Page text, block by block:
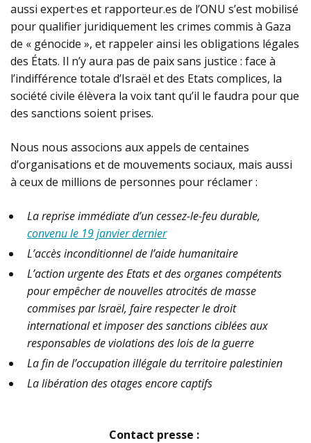
aussi expert·es et rapporteur.es de l’ONU s’est mobilisé
pour qualifier juridiquement les crimes commis à Gaza
de « génocide », et rappeler ainsi les obligations légales
des États. Il n’y aura pas de paix sans justice : face à
l’indifférence totale d’Israël et des Etats complices, la
société civile élèvera la voix tant qu’il le faudra pour que
des sanctions soient prises.
Nous nous associons aux appels de centaines
d’organisations et de mouvements sociaux, mais aussi
à ceux de millions de personnes pour réclamer :
La reprise immédiate d’un cessez-le-feu durable,
convenu le 19 janvier dernier
L’accès inconditionnel de l’aide humanitaire
L’action urgente des Etats et des organes compétents
pour empêcher de nouvelles atrocités de masse
commises par Israël, faire respecter le droit
international et imposer des sanctions ciblées aux
responsables de violations des lois de la guerre
La fin de l’occupation illégale du territoire palestinien
La libération des otages encore captifs
Contact presse :